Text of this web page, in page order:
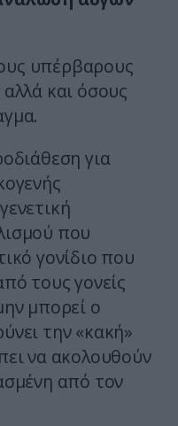
υπέρβαρους
και όσους
για
που
γονίδιο που
τους γονείς
μπορεί ο
την «κακή»
να ακολουθούν
από τον